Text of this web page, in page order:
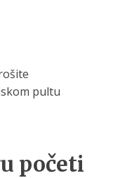
pultu
početi